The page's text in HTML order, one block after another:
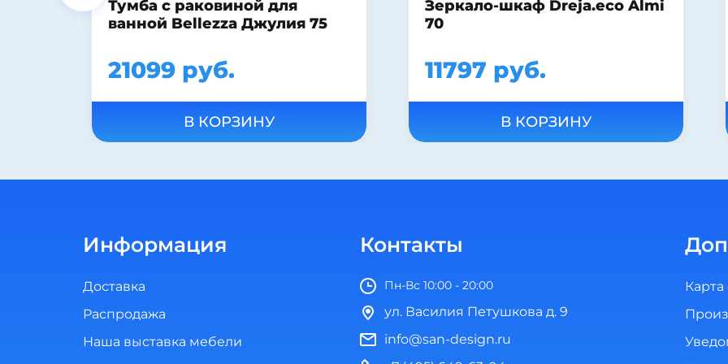
Зеркало-шкаф Dreja.eco Almi
70
11797 руб.
В КОРЗИНУ
Тумба с раковиной для
ванной Sanflor Софи 60
12137 руб.
В КОРЗИНУ
Информация
Доставка
Распродажа
Наша выставка мебели
Контакты
Пн-Вс 10:00 - 20:00
ул. Василия Петушкова д. 9
info@san-design.ru
Карта